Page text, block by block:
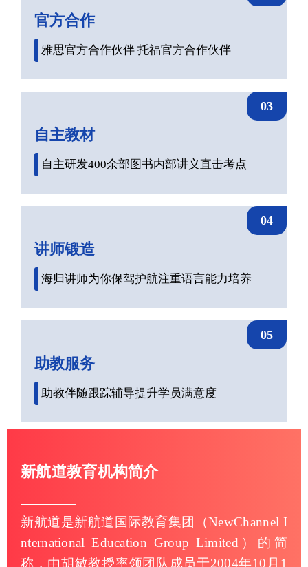
官方合作
雅思官方合作伙伴 托福官方合作伙伴
03
自主教材
自主研发400余部图书内部讲义直击考点
04
讲师锻造
海归讲师为你保驾护航注重语言能力培养
05
助教服务
助教伴随跟踪辅导提升学员满意度
新航道教育机构简介
新航道是新航道国际教育集团（NewChannel I
nternational Education Group Limited）的简
称，由胡敏教授率领团队成员于2004年10月1